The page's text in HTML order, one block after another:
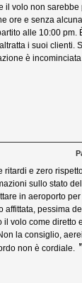
il volo non sarebbe
ore e senza
alle 10:00 pm.
i suoi clienti.
è
ritardi e zero
sullo stato
in aeroporto
affittata, pessima
volo come diretto
la consiglio,
non è cordiale.